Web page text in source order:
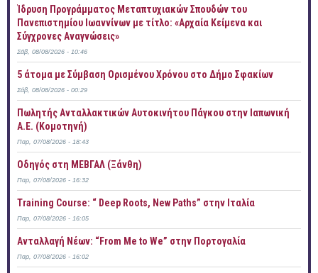
Ίδρυση Προγράμματος Μεταπτυχιακών Σπουδών του
Πανεπιστημίου Ιωαννίνων με τίτλο: «Αρχαία Κείμενα και
Σύγχρονες Αναγνώσεις»
Σάβ, 08/08/2026 - 10:46
5 άτομα με Σύμβαση Ορισμένου Χρόνου στο Δήμο Σφακίων
Σάβ, 08/08/2026 - 00:29
Πωλητής Ανταλλακτικών Αυτοκινήτου Πάγκου στην Ιαπωνική
Α.Ε. (Κομοτηνή)
Παρ, 07/08/2026 - 18:43
Οδηγός στη ΜΕΒΓΑΛ (Ξάνθη)
Παρ, 07/08/2026 - 16:32
Training Course: “ Deep Roots, New Paths” στην Ιταλία
Παρ, 07/08/2026 - 16:05
Ανταλλαγή Νέων: “From Me to We” στην Πορτογαλία
Παρ, 07/08/2026 - 16:02